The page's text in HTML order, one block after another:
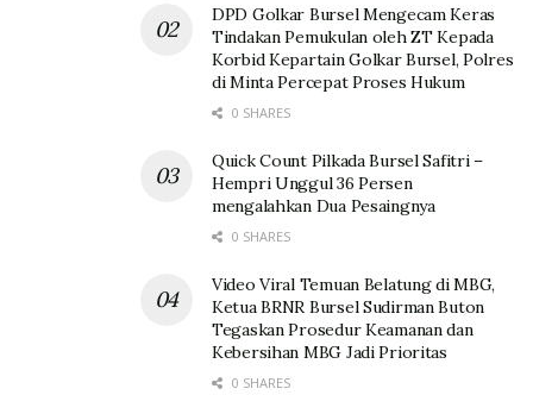
DPD Golkar Bursel Mengecam Keras
Tindakan Pemukulan oleh ZT Kepada
Korbid Kepartain Golkar Bursel, Polres
di Minta Percepat Proses Hukum
0 SHARES
Quick Count Pilkada Bursel Safitri –
Hempri Unggul 36 Persen
mengalahkan Dua Pesaingnya
0 SHARES
Video Viral Temuan Belatung di MBG,
Ketua BRNR Bursel Sudirman Buton
Tegaskan Prosedur Keamanan dan
Kebersihan MBG Jadi Prioritas
0 SHARES